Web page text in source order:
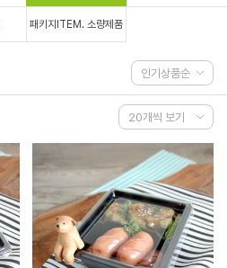
패키지ITEM. 소량제품